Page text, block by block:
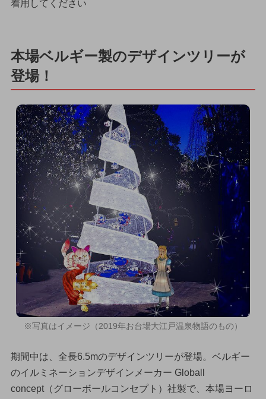
着用してください
本場ベルギー製のデザインツリーが
登場！
※写真はイメージ（2019年お台場大江戸温泉物語のもの）
期間中は、全長6.5mのデザインツリーが登場。ベルギー
のイルミネーションデザインメーカー Globall
concept（グローボールコンセプト）社製で、本場ヨーロ